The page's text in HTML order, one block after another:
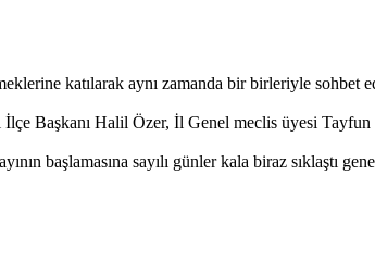
katılarak aynı zamanda bir birleriyle sohbet
Başkanı Halil Özer, İl Genel meclis üyesi Tayfun
başlamasına sayılı günler kala biraz sıklaştı